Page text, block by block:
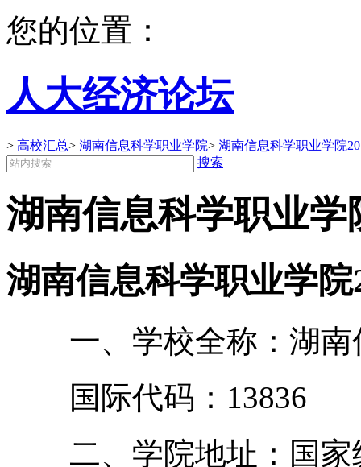
您的位置：
人大经济论坛
> 高校汇总> 湖南信息科学职业学院> 湖南信息科学职业学院
搜索
湖南信息科学职业学
湖南信息科学职业学
一、学校全称：湖南
国际代码：13836
二、学院地址：国家